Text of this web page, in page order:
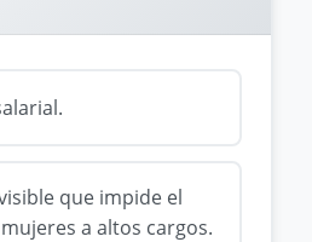
que impide el
a altos cargos.